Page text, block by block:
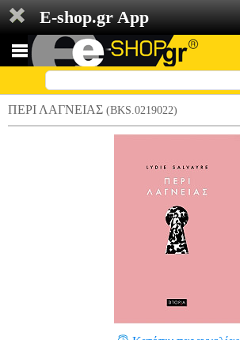
E-shop.gr App
ΠΕΡΙ ΛΑΓΝΕΙΑΣ (BKS.0219022)